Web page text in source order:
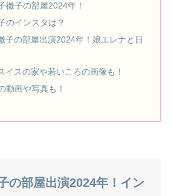
徹子の部屋2024年！
のインスタは？
子の部屋出演2024年！娘エレナと日
イスの家や若いころの画像も！
動画や写真も！
の部屋出演2024年！イン